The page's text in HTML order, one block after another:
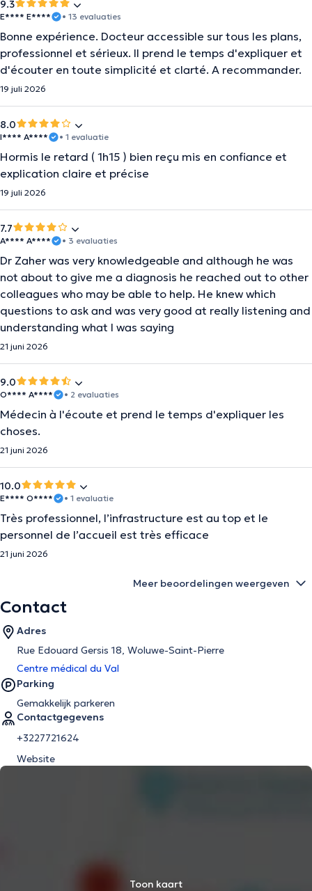
9.3
E**** E**** • 13 evaluaties
Bonne expérience. Docteur accessible sur tous les plans,
professionnel et sérieux. Il prend le temps d'expliquer et
d'écouter en toute simplicité et clarté. A recommander.
19 juli 2026
8.0
I**** A**** • 1 evaluatie
Hormis le retard ( 1h15 ) bien reçu mis en confiance et
explication claire et précise
19 juli 2026
7.7
A**** A**** • 3 evaluaties
Dr Zaher was very knowledgeable and although he was
not about to give me a diagnosis he reached out to other
colleagues who may be able to help. He knew which
questions to ask and was very good at really listening and
understanding what I was saying
21 juni 2026
9.0
O**** A**** • 2 evaluaties
Médecin à l'écoute et prend le temps d'expliquer les
choses.
21 juni 2026
10.0
E**** O**** • 1 evaluatie
Très professionnel, l’infrastructure est au top et le
personnel de l’accueil est très efficace
21 juni 2026
Meer beoordelingen weergeven
Contact
Adres
Rue Edouard Gersis 18, Woluwe-Saint-Pierre
Centre médical du Val
Parking
Gemakkelijk parkeren
Contactgegevens
+3227721624
Website
Toon kaart